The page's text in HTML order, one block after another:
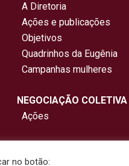
A Diretoria
Ações e publicações
Objetivos
Quadrinhos da Eugênia
Campanhas mulheres
NEGOCIAÇÃO COLETIVA
Ações
no botão: